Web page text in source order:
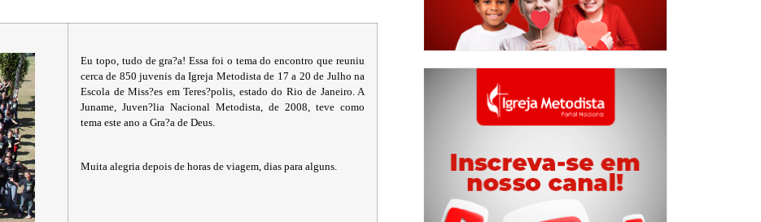
Eu topo, tudo de gra?a! Essa foi o tema do encontro que reuniu
cerca de 850 juvenis da Igreja Metodista de 17 a 20 de Julho na
Escola de Miss?es em Teres?polis, estado do Rio de Janeiro. A
Juname, Juven?lia Nacional Metodista, de 2008, teve como
tema este ano a Gra?a de Deus.
Muita alegria depois de horas de viagem, dias para alguns.